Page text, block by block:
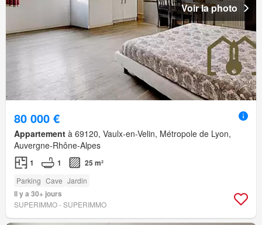
Voir la photo
80 000 €
Appartement à 69120, Vaulx-en-Velin, Métropole de Lyon,
Auvergne-Rhône-Alpes
1 1 25 m²
Parking Cave Jardin
Il y a 30+ jours
SUPERIMMO - SUPERIMMO